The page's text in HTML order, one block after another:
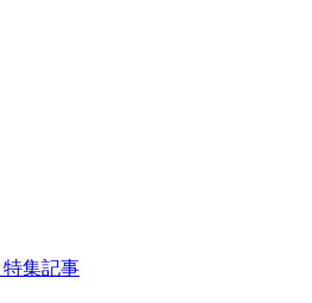
特集記事